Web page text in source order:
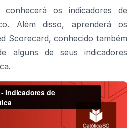
os indicadores de
Além disso, aprenderá os
Scorecard, conhecido também
alguns de seus indicadores